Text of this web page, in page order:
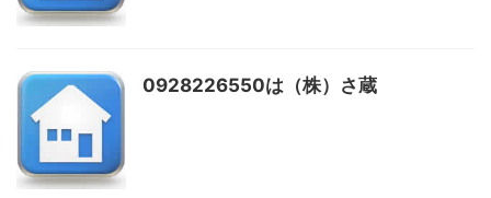
0928226550は（株）さ蔵